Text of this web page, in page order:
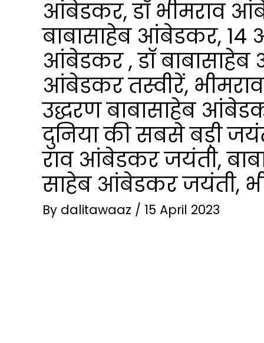
आंबेडकर, डॉ भीमराव
बाबासाहेब आंबेडकर, 14
आंबेडकर , डॉ
आंबेडकर तस्वीरें,
उद्धरण बाबासाहेब
दुनिया की सबसे बड़ी
राव आंबेडकर जयंती,
साहेब आंबेडकर जयंती,
By dalitawaaz / 15 April 2023